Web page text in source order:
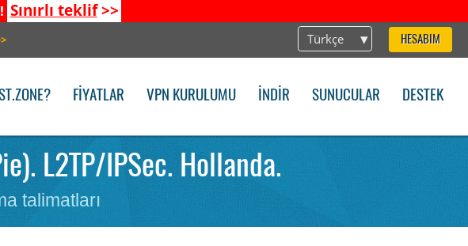
Sınırlı teklif>>
Türkçe HESABIM
FIYATLAR VPN KURULUMU İNDIR SUNUCULAR DESTEK
L2TP/IPSec. Hollanda.
talimatları